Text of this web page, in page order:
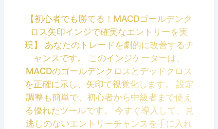
【初心者でも勝てる！MACDゴールデンク
ロス矢印インジで確実なエントリーを実
現】 あなたのトレードを劇的に改善するチ
ャンスです。 このインジケーターは、
MACDのゴールデンクロスとデッドクロス
を正確に示し、矢印で視覚化します。 設定
調整も簡単で、初心者から中級者まで使え
る優れたツールです。 今すぐ導入して、見
逃しのないエントリーチャンスを手に入れ